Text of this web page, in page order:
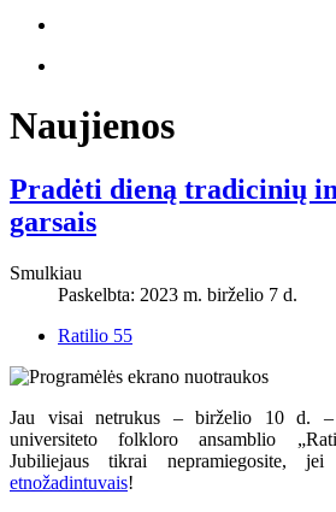
Naujienos
Pradėti dieną tradicinių
garsais
Smulkiau
Paskelbta: 2023 m. birželio 7 d.
Ratilio 55
Jau visai netrukus – birželio 10 d. –
universiteto folkloro ansamblio
Jubiliejaus tikrai nepramiegosite,
etnožadintuvais!